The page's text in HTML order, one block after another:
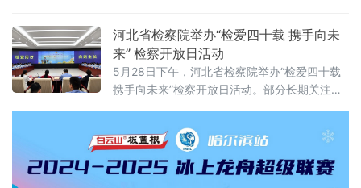
维判定到“开门杀”责任明确，从商业秘密保护扩
围到城乡供水统筹管理——多项新规聚焦社会
关切，织密权益保障网，守护公众日常生活。
网络餐饮全链条严管：外卖必须“封口”，商家必
须“亮证”《网络餐饮服务经营者落实食品安全主
河北省检察院举办“检爱四十载 携手向未
来” 检察开放日活动
5月28日下午，河北省检察院举办“检爱四十载
携手向未来”检察开放日活动。部分长期关注未
政协委员、人民监督员以及石家庄市第二中学
师生、家长代表等50余人应邀走进省检察院，
直观了解检察工作，共同交流未成年人保护举
措。省检察院党组成员、副检察长任国强参加